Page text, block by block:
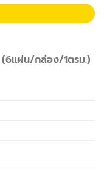
(6แผ่น/กล่อง/1ตรม.)